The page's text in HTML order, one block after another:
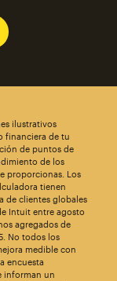
ilustrativos
financiera de tu
de puntos de
de los
proporcionas. Los
tienen
de clientes globales
Intuit entre agosto
agregados de
No todos los
medible con
encuesta
informan un